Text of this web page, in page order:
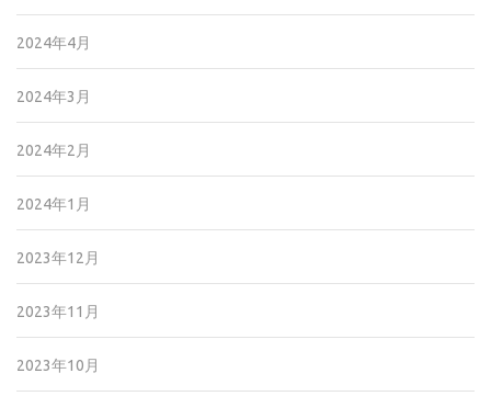
2024年4月
2024年3月
2024年2月
2024年1月
2023年12月
2023年11月
2023年10月